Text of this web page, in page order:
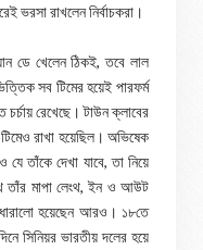
ভরসা রাখলেন নির্বাচকরা।
ডে খেলেন ঠিকই, তবে লাল
সব টিমের হয়েই পারফর্ম
চর্চায় রেখেছে। টাউন ক্লাবের
টিমেও রাখা হয়েছিল। অভিষেক
যে তাঁকে দেখা যাবে, তা নিয়ে
তাঁর মাপা লেংথ, ইন ও আউট
হয়েছেন আরও। ১৮তে
সিনিয়র ভারতীয় দলের হয়ে